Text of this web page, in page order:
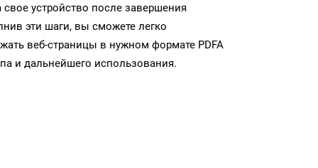
свое устройство после завершения
эти шаги, вы сможете легко
веб-страницы в нужном формате PDFA
и дальнейшего использования.